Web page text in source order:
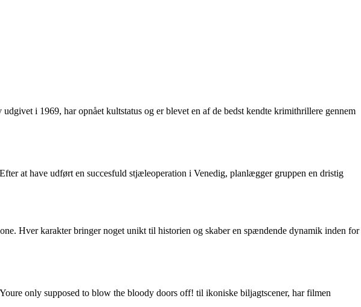
i 1969, har opnået kultstatus og er blevet en af de bedst kendte krimithrillere gennem
at have udført en succesfuld stjæleoperation i Venedig, planlægger gruppen en dristig
Hver karakter bringer noget unikt til historien og skaber en spændende dynamik inden for
only supposed to blow the bloody doors off! til ikoniske biljagtscener, har filmen